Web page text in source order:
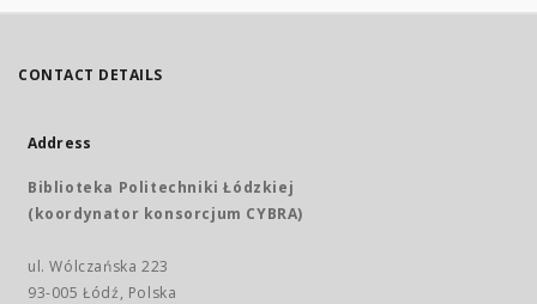
CONTACT DETAILS
Address
Biblioteka Politechniki Łódzkiej
(koordynator konsorcjum CYBRA)
ul. Wólczańska 223
93-005 Łódź, Polska